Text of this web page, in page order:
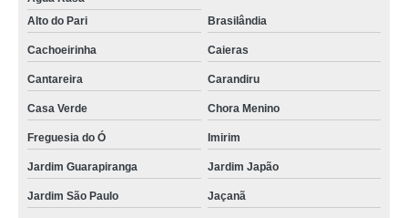
Alto do Pari
Brasilândia
Cachoeirinha Caieras
Cantareira Carandiru
Casa Verde Chora Menino
Freguesia do Ó Imirim
Jardim Guarapiranga Jardim Japão
Jardim São Paulo Jaçanã